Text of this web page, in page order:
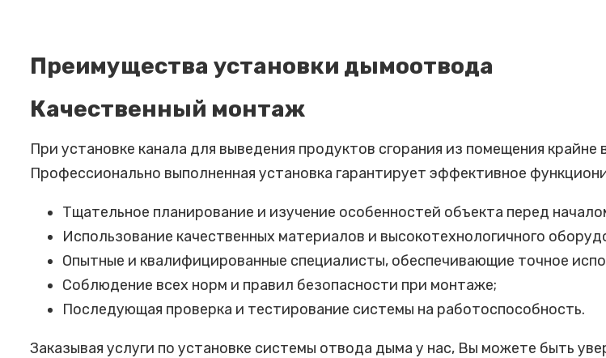
Преимущества установки дымоотвода
Качественный монтаж
При установке канала для выведения продуктов сгорания из помещения
Профессионально выполненная установка гарантирует эффективное
Тщательное планирование и изучение особенностей объекта перед
Использование качественных материалов и высокотехнологичного
Опытные и квалифицированные специалисты, обеспечивающие точное
Соблюдение всех норм и правил безопасности при монтаже;
Последующая проверка и тестирование системы на работоспособность.
Заказывая услуги по установке системы отвода дыма у нас, Вы можете быть